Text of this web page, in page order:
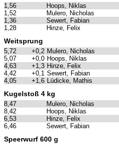
1,56 Hoops, Niklas
1,52
Mulero, Nicholas
1,36
Sewert, Fabian
1,28
Hinze, Felix
Weitsprung
5,72 +0,2 Mulero, Nicholas
5,07
+0,0 Hoops, Niklas
4,63
+1,3 Hinze, Felix
4,42
+0,1 Sewert, Fabian
4,05
+1,6 Lüdicke, Mathis
Kugelstoß 4 kg
8,47 Mulero, Nicholas
8,42
Hoops, Niklas
6,53
Hinze, Felix
6,46
Sewert, Fabian
Speerwurf 600 g